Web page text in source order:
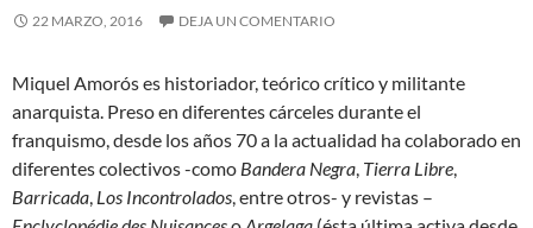
22 MARZO, 2016 DEJA UN COMENTARIO
Miquel Amorós es historiador, teórico crítico y militante
anarquista. Preso en diferentes cárceles durante el
franquismo, desde los años 70 a la actualidad ha colaborado en
diferentes colectivos -como Bandera Negra Tierra Libre
Barricada Los Incontrolados , entre otros- y revistas –